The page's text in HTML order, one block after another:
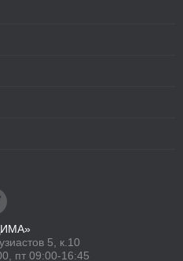
5, к.10
пт 09:00-16:45